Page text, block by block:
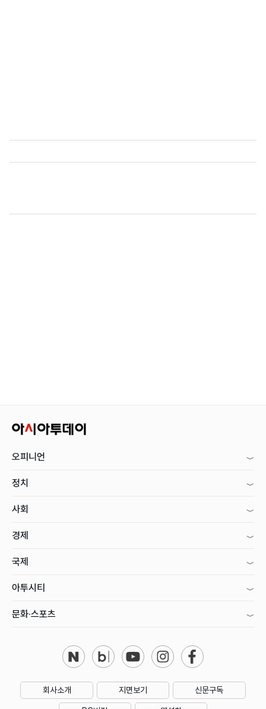
오피니언
정치
사회
경제
국제
아투시티
문화·스포츠
회사소개 지면보기 신문구독